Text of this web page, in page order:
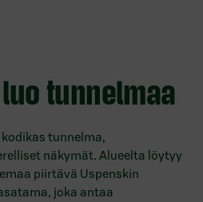
tunnelmaa
tunnelma,
näkymät. Alueelta löytyy
piirtävä Uspenskin
joka antaa